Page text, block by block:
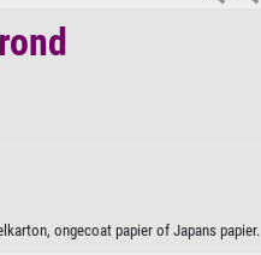
ongecoat papier of Japans papier.